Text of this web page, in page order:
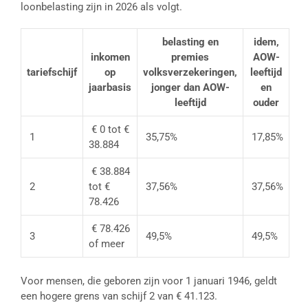
loonbelasting zijn in 2026 als volgt.
tariefschijf
inkomen
op
jaarbasis
belasting en
premies
volksverzekeringen,
jonger dan AOW-
leeftijd
idem,
AOW-
leeftijd
en
ouder
1
€ 0 tot €
38.884
35,75% 17,85%
2
€ 38.884
tot €
78.426
37,56% 37,56%
3
€ 78.426
of meer
49,5% 49,5%
Voor mensen, die geboren zijn voor 1 januari 1946, geldt
een hogere grens van schijf 2 van € 41.123.